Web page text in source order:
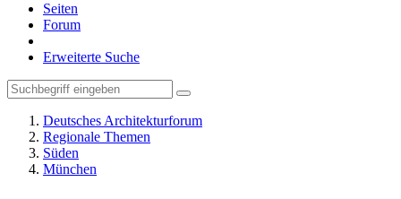
Seiten
Forum
Erweiterte Suche
Deutsches Architekturforum
Regionale Themen
Süden
München